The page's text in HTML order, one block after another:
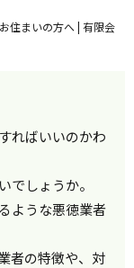
住まいの方へ | 有限会
ればいいのかわ
でしょうか。
ような悪徳業者
者の特徴や、対